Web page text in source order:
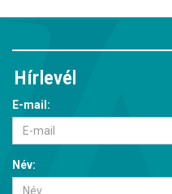
Hírlevél
E-mail:
Név: